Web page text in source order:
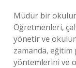
Müdür bir
Öğretmenleri,
yönetir ve
zamanda, eğitim
yöntemlerini ve